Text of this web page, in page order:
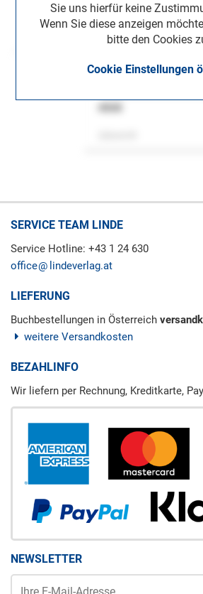
Sie uns hierfür keine
Wenn Sie diese anzeigen
bitte den Cookies
Cookie Einstellungen
SERVICE TEAM LINDE
Service Hotline: +43 1 24 630
office
lindeverlag.at
LIEFERUNG
Buchbestellungen in Österreich
weitere Versandkosten
BEZAHLINFO
Wir liefern per Rechnung, Kreditkarte,
NEWSLETTER